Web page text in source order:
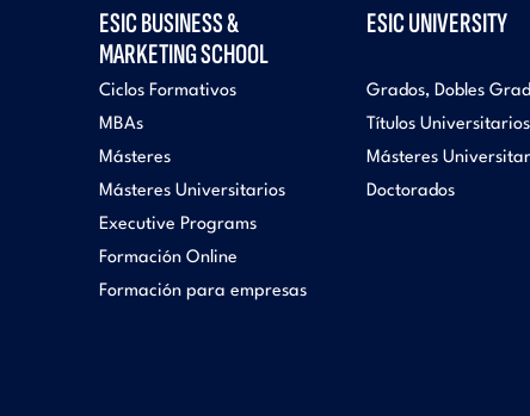
ESIC BUSINESS &
MARKETING SCHOOL
Ciclos Formativos
MBAs
Másteres
Másteres Universitarios
Executive Programs
Formación Online
Formación para empresas
ESIC UNIVERSITY
Grados, Dobles
Títulos Universitarios
Másteres
Doctorados